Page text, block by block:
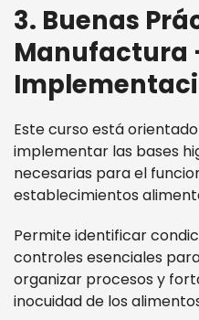
3. Buenas
Manufactura
Este curso está
implementar las bases
necesarias para el
establecimientos
Permite identificar
controles esenciales
organizar procesos y
inocuidad de los